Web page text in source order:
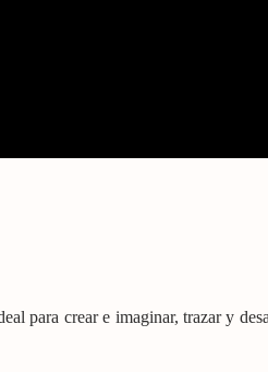
para crear e imaginar, trazar y